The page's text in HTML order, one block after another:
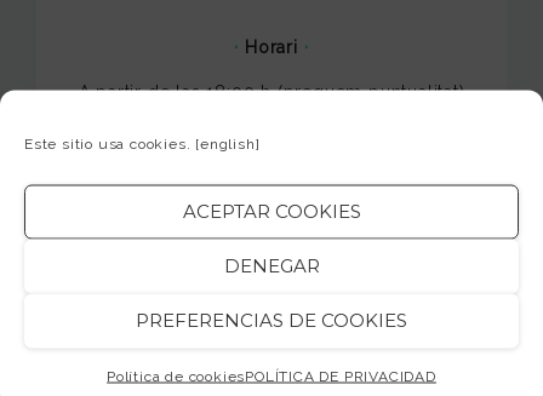
Este sitio usa cookies. [english]
ACEPTAR COOKIES
DENEGAR
PREFERENCIAS DE COOKIES
Política de cookiesPOLÍTICA DE PRIVACIDAD
· Horari ·
A partir de las 18:00 h (preguem puntualitat)
– Concert gratuït i obert per a tots els
públics –